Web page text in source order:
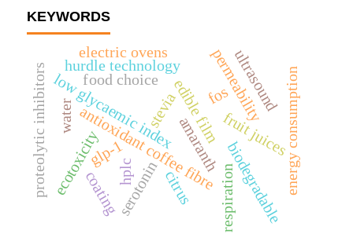
KEYWORDS
antioxidant coffee fibre
fos
glp-1
low glycaemic index
serotonin
stevia
coating
edible film
biodegradable
permeability
respiration
hurdle technology
fruit juicesenergy consumption
electric ovens
amaranth
food choice ultrasound
ecotoxicity
water
citrus
hplc
proteolytic inhibitors